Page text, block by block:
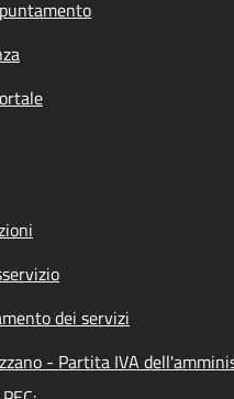
dei servizi
- Partita IVA